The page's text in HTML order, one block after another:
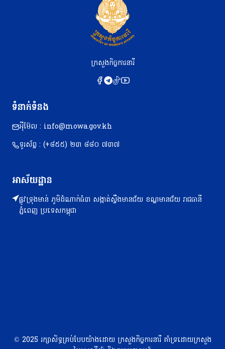
ក្រសួងកិច្ចការនារី
ទំនាក់ទំនង
អុីម៊ែល : info@mowa.gov.kh
ទូរស័ព្ទ : (+៨៥៥) ២៣​ ៨៨០ ៧៣៧
អាស័យដ្ឋាន
ផ្លូវទ្រុងមាន់ ភូមិដំណាក់ធំ៣ សង្កាត់ស្ទឹងមានជ័យ ខណ្ឌមានជ័យ រាជធានី
ភ្នំពេញ ប្រទេសកម្ពុជា
© 2025 រក្សាសិទ្ធគ្រប់បែបយ៉ាងដោយ ក្រសួងកិច្ចការនារី គាំទ្រដោយក្រសួង